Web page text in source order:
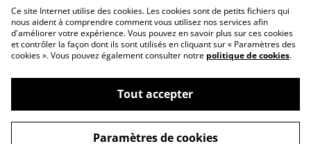
Contactez-nous
Conditions
Politique de
confidentialité
Politique de cookies
liens
©2026Vêtements de poupées-Graines de poupées
Ce site Internet utilise des cookies. Les cookies sont de petits fichiers qui
nous aident à comprendre comment vous utilisez nos services afin
d'améliorer votre expérience. Vous pouvez en savoir plus sur ces cookies
et contrôler la façon dont ils sont utilisés en cliquant sur « Paramètres des
cookies ». Vous pouvez également consulter notre politique de cookies.
Tout accepter
Paramètres de cookies